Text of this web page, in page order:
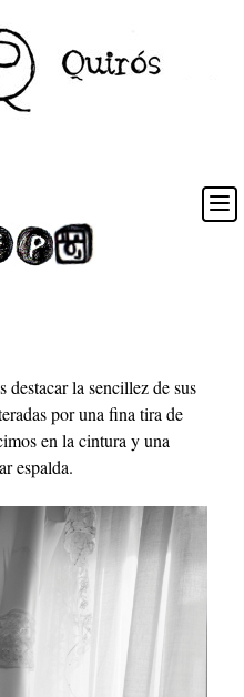
la sencillez de sus
por una fina tira de
en la cintura y una
espalda.